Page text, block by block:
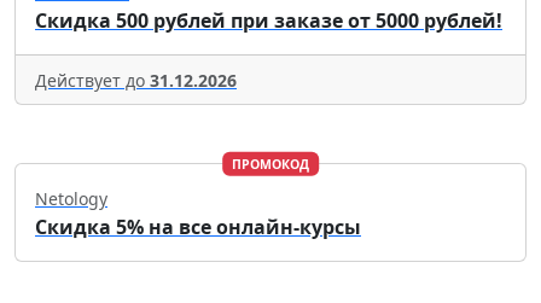
Скидка 500 рублей при заказе от 5000 рублей!
Действует до 31.12.2026
ПРОМОКОД
Netology
Скидка 5% на все онлайн-курсы